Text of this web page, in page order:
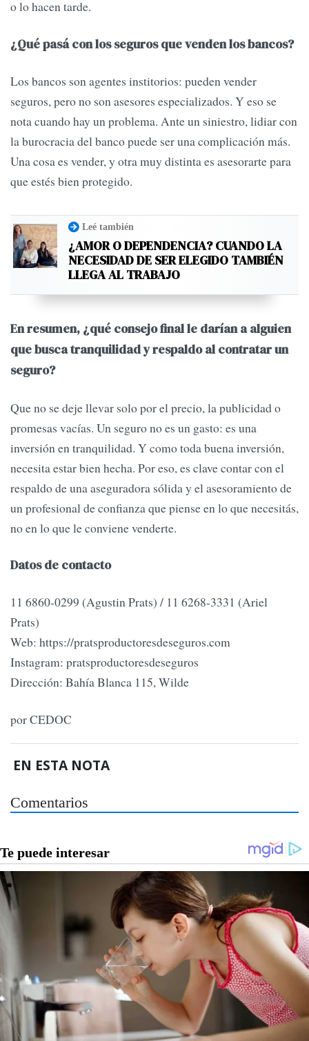
o lo hacen tarde.
¿Qué pasá con los seguros que venden los bancos?
Los bancos son agentes institorios: pueden vender
seguros, pero no son asesores especializados. Y eso se
nota cuando hay un problema. Ante un siniestro, lidiar con
la burocracia del banco puede ser una complicación más.
Una cosa es vender, y otra muy distinta es asesorarte para
que estés bien protegido.
Leé también
¿AMOR O DEPENDENCIA? CUANDO LA
NECESIDAD DE SER ELEGIDO TAMBIÉN
LLEGA AL TRABAJO
En resumen, ¿qué consejo final le darían a alguien
que busca tranquilidad y respaldo al contratar un
seguro?
Que no se deje llevar solo por el precio, la publicidad o
promesas vacías. Un seguro no es un gasto: es una
inversión en tranquilidad. Y como toda buena inversión,
necesita estar bien hecha. Por eso, es clave contar con el
respaldo de una aseguradora sólida y el asesoramiento de
un profesional de confianza que piense en lo que necesitás,
no en lo que le conviene venderte.
Datos de contacto
11 6860-0299 (Agustin Prats) / 11 6268-3331 (Ariel
Prats)
Web: https://pratsproductoresdeseguros.com
Instagram: pratsproductoresdeseguros
Dirección: Bahía Blanca 115, Wilde
por CEDOC
EN ESTA NOTA
Comentarios